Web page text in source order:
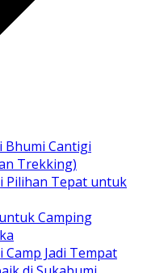
Bhumi Cantigi
Trekking)
Pilihan Tepat untuk
Camping
Camp Jadi Tempat